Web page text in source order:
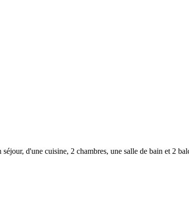
d'une cuisine, 2 chambres, une salle de bain et 2